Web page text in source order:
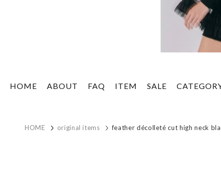
HOME ABOUT FAQ ITEM SALE
HOME original items feather décolleté cut high neck